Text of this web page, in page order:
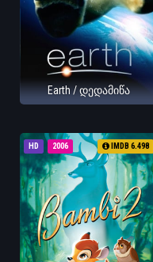
Earth / დედამიწა
HD 2006 IMDB 6.498